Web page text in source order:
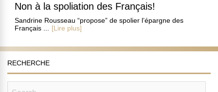
Non à la spoliation des Français!
Sandrine Rousseau “propose” de spolier l’épargne des
Français ...
[Lire plus]
RECHERCHE